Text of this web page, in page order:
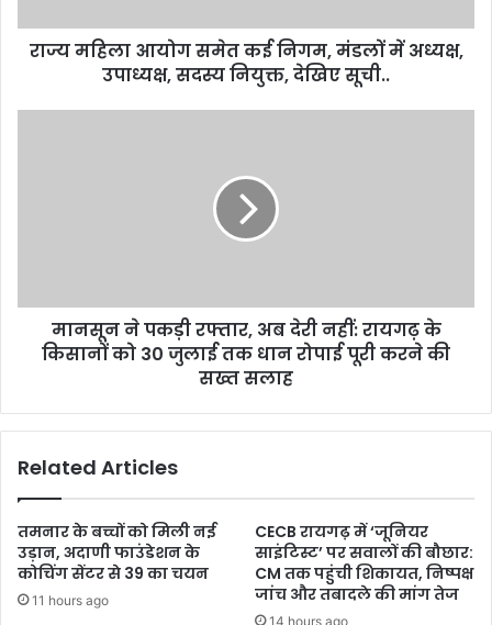
राज्य महिला आयोग समेत कई निगम, मंडलों में अध्यक्ष,
उपाध्यक्ष, सदस्य नियुक्त, देखिए सूची..
मानसून ने पकड़ी रफ्तार, अब देरी नहीं: रायगढ़ के
किसानों को 30 जुलाई तक धान रोपाई पूरी करने की
सख्त सलाह
Related Articles
तमनार के बच्चों को मिली नई
उड़ान, अदाणी फाउंडेशन के
कोचिंग सेंटर से 39 का चयन
11 hours ago
CECB रायगढ़ में ‘जूनियर
साइंटिस्ट’ पर सवालों की बौछार:
CM तक पहुंची शिकायत, निष्पक्ष
जांच और तबादले की मांग तेज
14 hours ago